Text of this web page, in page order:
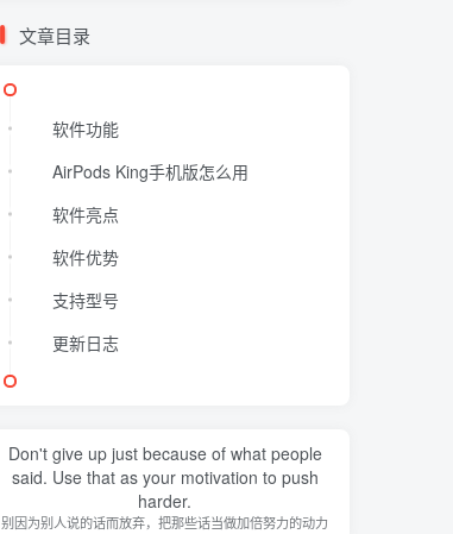
文章目录
软件功能
AirPods King手机版怎么用
软件亮点
软件优势
支持型号
更新日志
Don't give up just because of what people
said. Use that as your motivation to push
harder.
别因为别人说的话而放弃，把那些话当做加倍努力的动力